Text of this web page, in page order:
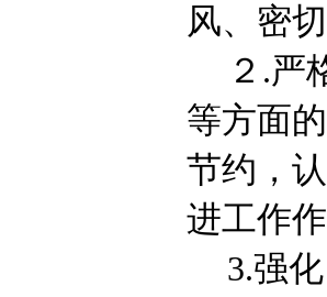
风、密
２ .严
等方面
节约，
进工作
3.强